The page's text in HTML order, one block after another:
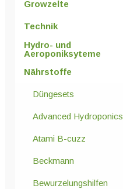
Growzelte
Technik
Hydro- und
Aeroponiksyteme
Nährstoffe
Düngesets
Advanced Hydroponics
Atami B-cuzz
Beckmann
Bewurzelungshilfen